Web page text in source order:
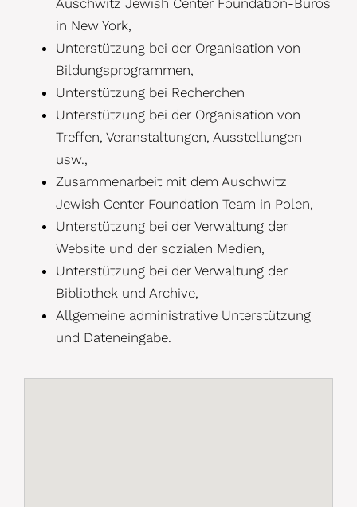
in New York,
Unterstützung bei der Organisation von
Bildungsprogrammen,
Unterstützung bei Recherchen
Unterstützung bei der Organisation von
Treffen, Veranstaltungen, Ausstellungen
usw.,
Zusammenarbeit mit dem Auschwitz
Jewish Center Foundation Team in Polen,
Unterstützung bei der Verwaltung der
Website und der sozialen Medien,
Unterstützung bei der Verwaltung der
Bibliothek und Archive,
Allgemeine administrative Unterstützung
und Dateneingabe.